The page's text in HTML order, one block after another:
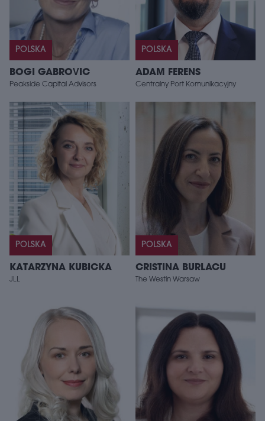
POLSKA
BOGI GABROVIC
Peakside Capital Advisors
POLSKA
ADAM FERENS
Centralny Port Komunikacyjny
POLSKA
KATARZYNA KUBICKA
JLL
POLSKA
CRISTINA BURLACU
The Westin Warsaw